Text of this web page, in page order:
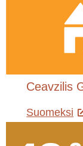
Ceavzilis
Suomeksi